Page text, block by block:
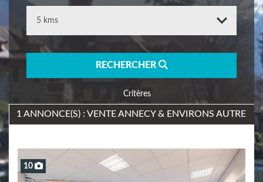
RECHERCHER
Critères
1 ANNONCE(S) : VENTE ANNECY & ENVIRONS AUTRE
10